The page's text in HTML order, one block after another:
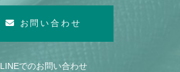
お問い合わせ
LINEでのお問い合わせ